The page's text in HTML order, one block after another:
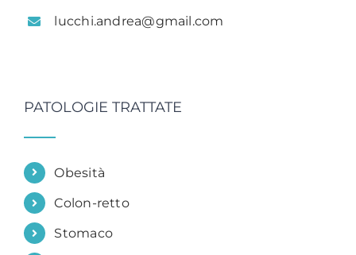
lucchi.andrea@gmail.com
PATOLOGIE TRATTATE
Obesità
Colon-retto
Stomaco